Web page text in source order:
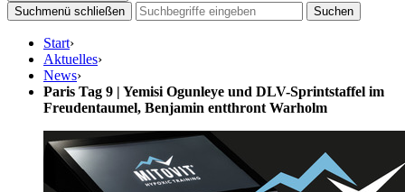
Suchmenü schließen
Suchen
Start›
Aktuelles›
News›
Paris Tag 9 | Yemisi Ogunleye und DLV-Sprintstaffel im
Freudentaumel, Benjamin entthront Warholm